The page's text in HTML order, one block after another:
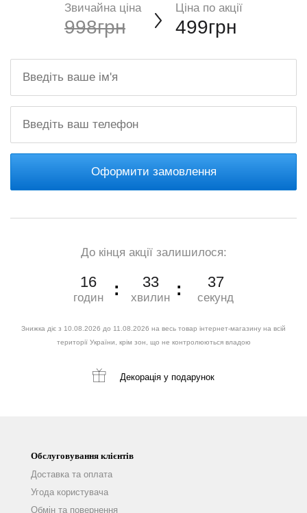
Звичайна ціна
998грн
Ціна по акції
499грн
Оформити замовлення
До кінця акції залишилося:
16
годин
33
хвилин
35
секунд
Знижка діє з 10.08.2026 до 11.08.2026 на весь товар інтернет-магазину на всій
території України, крім зон, що не контролюються владою
Декорація у подарунок
Обслуговування клієнтів
Доставка та оплата
Угода користувача
Обмін та повернення